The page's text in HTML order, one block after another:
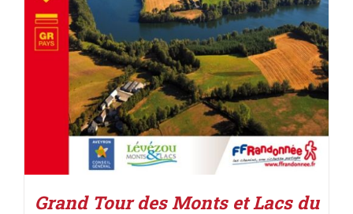
Grand Tour des Monts et Lacs du